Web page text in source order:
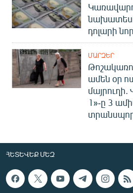
դոլարի
ՄԱՐԶԵՐ
ամեն օր
1»-ը 3
ՀԵՏԵՎԵՔ ՄԵԶ